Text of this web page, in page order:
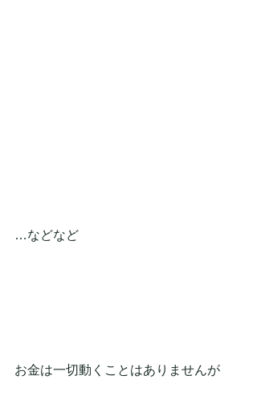
…などなど
お金は一切動くことはありませんが